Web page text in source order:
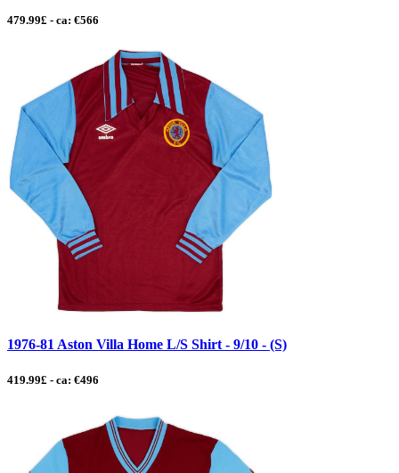
479.99£ - ca: €566
1976-81 Aston Villa Home L/S Shirt - 9/10 - (S)
419.99£ - ca: €496